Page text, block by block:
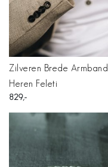
Zilveren Brede Armband
Heren Feleti
829